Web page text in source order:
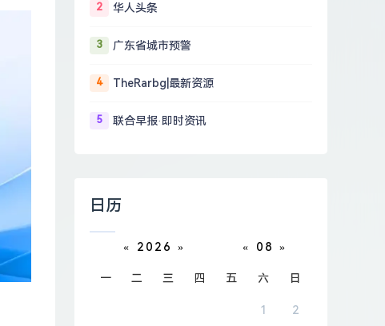
2 华人头条
3 广东省城市预警
4 TheRarbg|最新资源
5 联合早报·即时资讯
日历
« 2026 » « 08 »
一 二 三 四 五 六 日
1 2